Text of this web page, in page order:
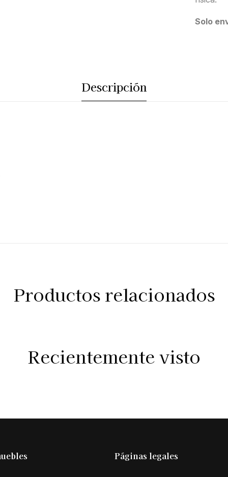
Solo
Descripción
Productos relacionados
Recientemente visto
Páginas legales